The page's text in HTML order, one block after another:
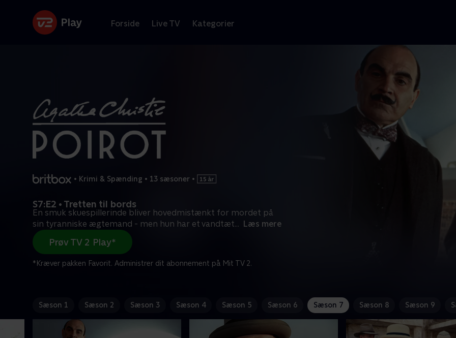
Forside Live TV Kategorier
• Krimi & Spænding • 13 sæsoner •
S7:E2 • Tretten til bords
En smuk skuespillerinde bliver hovedmistænkt for mordet på
sin tyranniske ægtemand - men hun har et vandtæt... Læs mere
Prøv TV 2 Play*
*Kræver pakken Favorit. Administrer dit abonnement på Mit TV 2.
Sæson 1 Sæson 2 Sæson 3 Sæson 4 Sæson 5 Sæson 6 Sæson 7 Sæson 8 Sæson 9